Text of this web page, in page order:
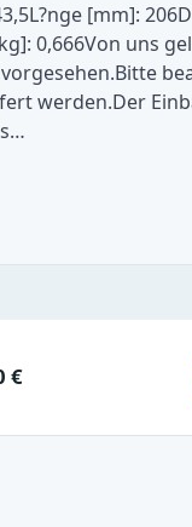
[mm]:
0,666Von uns
werden.Der
€